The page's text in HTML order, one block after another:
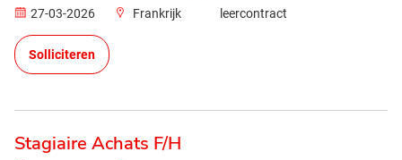
27-03-2026 Frankrijk leercontract
Solliciteren
Stagiaire Achats F/H